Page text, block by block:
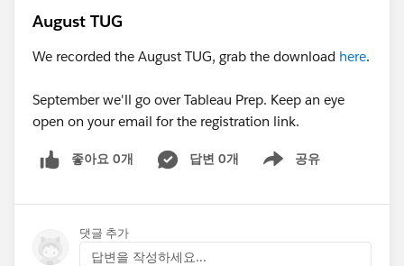
August TUG
We recorded the August TUG, grab the download here.
September we'll go over Tableau Prep. Keep an eye
open on your email for the registration link.
좋아요 0개 답변 0개 공유
Show menu
댓글 추가
답변을 작성하세요...